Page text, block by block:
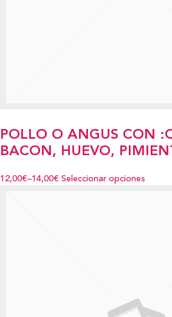
POLLO O ANGUS CON
BACON, HUEVO,
12,00€–14,00€ Seleccionar opciones